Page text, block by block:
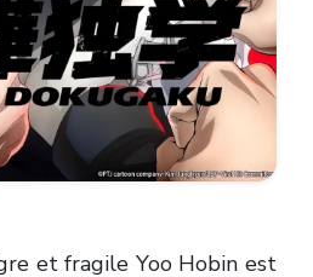
et fragile Yoo Hobin est